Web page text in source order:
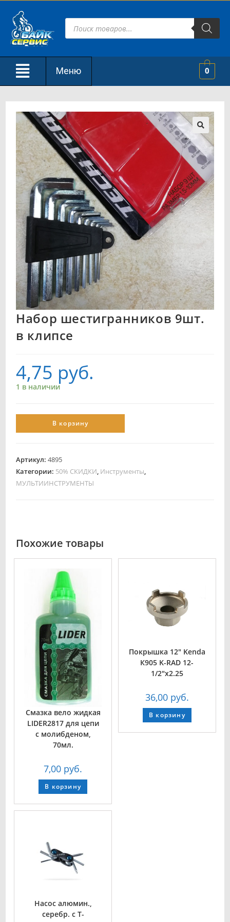
Меню 0
Набор шестигранников 9шт.
в клипсе
4,75 руб.
1 в наличии
В корзину
Артикул:4895
Категории: 50% СКИДКИ, Инструменты,
МУЛЬТИИНСТРУМЕНТЫ
Похожие товары
Смазка вело жидкая
LIDER2817 для цепи
с молибденом,
70мл.
7,00 руб.
В корзину
Покрышка 12″ Kenda
К905 K-RAD 12-
1/2″x2.25
36,00 руб.
В корзину
Насос алюмин.,
серебр. с Т-